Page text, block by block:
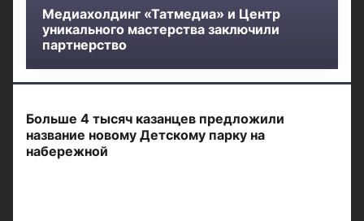
Медиахолдинг «Татмедиа» и Центр
уникального мастерства заключили
партнерство
Больше 4 тысяч казанцев предложили
название новому Детскому парку на
набережной